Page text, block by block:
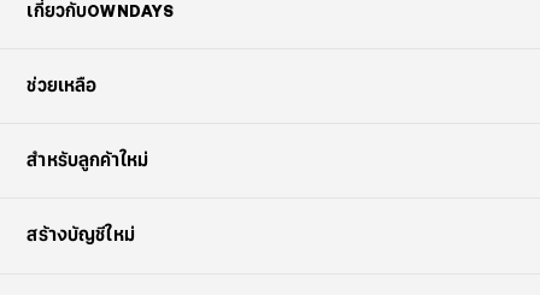
เกี่ยวกับOWNDAYS
ช่วยเหลือ
สำหรับลูกค้าใหม่
สร้างบัญชีใหม่